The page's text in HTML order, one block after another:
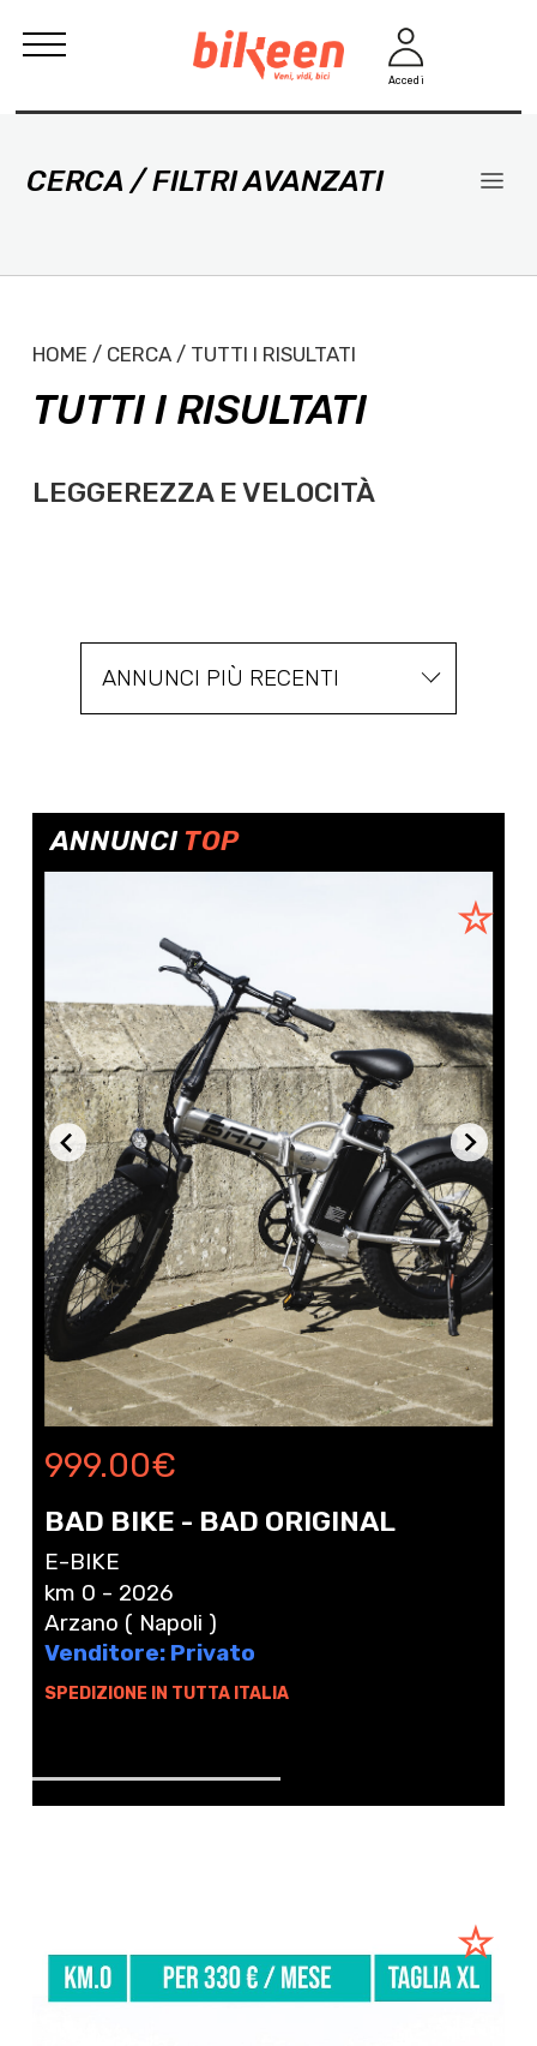
Accedi
CERCA / FILTRI AVANZATI
HOME / CERCA / TUTTI I RISULTATI
TUTTI I RISULTATI
LEGGEREZZA E VELOCITÀ
ANNUNCI PIÙ RECENTI
ANNUNCI TOP
999.00€
BAD BIKE - BAD ORIGINAL
E-BIKE
km 0 - 2026
Arzano ( Napoli )
Venditore: Privato
SPEDIZIONE IN TUTTA ITALIA